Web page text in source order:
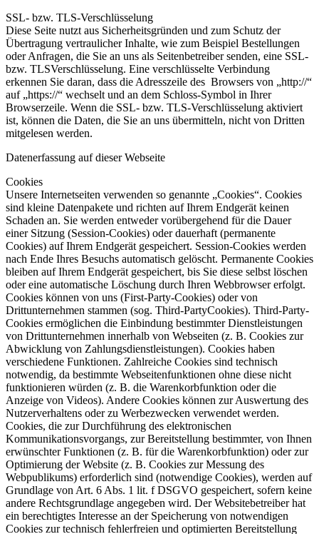
SSL- bzw. TLS-Verschlüsselung
Diese Seite nutzt aus Sicherheitsgründen und zum Schutz der
Übertragung vertraulicher Inhalte, wie zum Beispiel Bestellungen
oder Anfragen, die Sie an uns als Seitenbetreiber senden, eine SSL-
bzw. TLSVerschlüsselung. Eine verschlüsselte Verbindung
erkennen Sie daran, dass die Adresszeile des Browsers von „http://“
auf „https://“ wechselt und an dem Schloss-Symbol in Ihrer
Browserzeile. Wenn die SSL- bzw. TLS-Verschlüsselung aktiviert
ist, können die Daten, die Sie an uns übermitteln, nicht von Dritten
mitgelesen werden.
Datenerfassung auf dieser Webseite
Cookies
Unsere Internetseiten verwenden so genannte „Cookies“. Cookies
sind kleine Datenpakete und richten auf Ihrem Endgerät keinen
Schaden an. Sie werden entweder vorübergehend für die Dauer
einer Sitzung (Session-Cookies) oder dauerhaft (permanente
Cookies) auf Ihrem Endgerät gespeichert. Session-Cookies werden
nach Ende Ihres Besuchs automatisch gelöscht. Permanente Cookies
bleiben auf Ihrem Endgerät gespeichert, bis Sie diese selbst löschen
oder eine automatische Löschung durch Ihren Webbrowser erfolgt.
Cookies können von uns (First-Party-Cookies) oder von
Drittunternehmen stammen (sog. Third-PartyCookies). Third-Party-
Cookies ermöglichen die Einbindung bestimmter Dienstleistungen
von Drittunternehmen innerhalb von Webseiten (z. B. Cookies zur
Abwicklung von Zahlungsdienstleistungen). Cookies haben
verschiedene Funktionen. Zahlreiche Cookies sind technisch
notwendig, da bestimmte Webseitenfunktionen ohne diese nicht
funktionieren würden (z. B. die Warenkorbfunktion oder die
Anzeige von Videos). Andere Cookies können zur Auswertung des
Nutzerverhaltens oder zu Werbezwecken verwendet werden.
Cookies, die zur Durchführung des elektronischen
Kommunikationsvorgangs, zur Bereitstellung bestimmter, von Ihnen
erwünschter Funktionen (z. B. für die Warenkorbfunktion) oder zur
Optimierung der Website (z. B. Cookies zur Messung des
Webpublikums) erforderlich sind (notwendige Cookies), werden auf
Grundlage von Art. 6 Abs. 1 lit. f DSGVO gespeichert, sofern keine
andere Rechtsgrundlage angegeben wird. Der Websitebetreiber hat
ein berechtigtes Interesse an der Speicherung von notwendigen
Cookies zur technisch fehlerfreien und optimierten Bereitstellung